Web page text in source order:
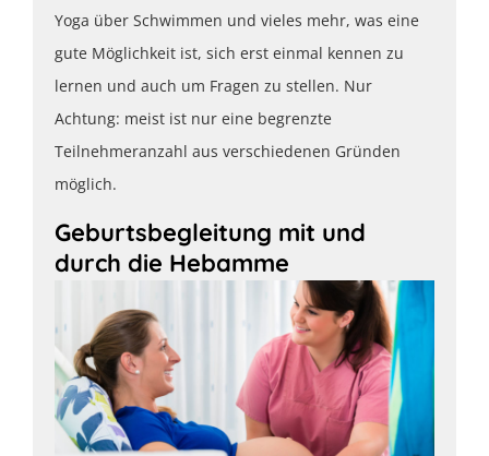
Yoga über Schwimmen und vieles mehr, was eine
gute Möglichkeit ist, sich erst einmal kennen zu
lernen und auch um Fragen zu stellen. Nur
Achtung: meist ist nur eine begrenzte
Teilnehmeranzahl aus verschiedenen Gründen
möglich.
Geburtsbegleitung mit und
durch die Hebamme